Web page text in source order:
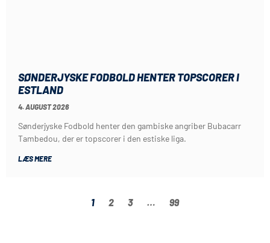
SØNDERJYSKE FODBOLD HENTER TOPSCORER I
ESTLAND
4. AUGUST 2026
Sønderjyske Fodbold henter den gambiske angriber Bubacarr
Tambedou, der er topscorer i den estiske liga.
LÆS MERE
1 2 3 … 99